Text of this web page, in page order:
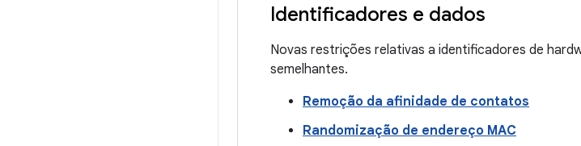
Identificadores e dados
Novas restrições relativas a identificadores de
semelhantes.
Remoção da afinidade de contatos
Randomização de endereço MAC